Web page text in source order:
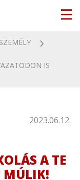
IS
2023.06.12.
A TE
MÚLIK!